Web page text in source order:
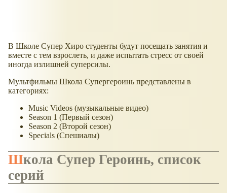
В Школе Супер Хиро студенты будут посещать занятия и
вместе с тем взрослеть, и даже испытать стресс от своей
иногда излишней суперсилы.
Мультфильмы Школа Супергероинь представлены в
категориях:
Music Videos (музыкальные видео)
Season 1 (Первый сезон)
Season 2 (Второй сезон)
Specials (Спешиалы)
Школа Супер Героинь, список
серий